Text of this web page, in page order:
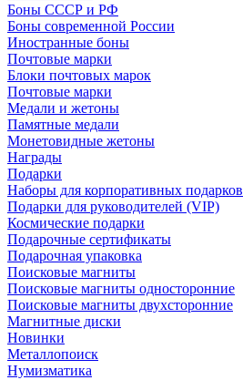
Боны СССР и РФ
Боны современной России
Иностранные боны
Почтовые марки
Блоки почтовых марок
Почтовые марки
Медали и жетоны
Памятные медали
Монетовидные жетоны
Награды
Подарки
Наборы для корпоративных подарков
Подарки для руководителей (VIP)
Космические подарки
Подарочные сертификаты
Подарочная упаковка
Поисковые магниты
Поисковые магниты односторонние
Поисковые магниты двухсторонние
Магнитные диски
Новинки
Металлопоиск
Нумизматика